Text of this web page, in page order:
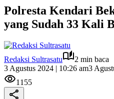
Polresta Kendari
yang Sudah 33 Kali
Redaksi Sultrasatu
2 min baca
3 Agustus 2024 | 10:26 am3
1155